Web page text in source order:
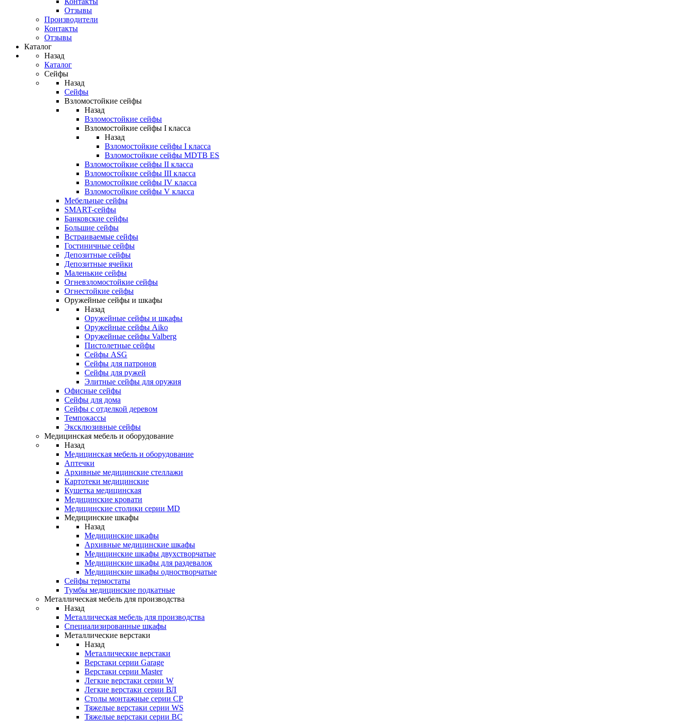
Отзывы
Производители
Контакты
Отзывы
Каталог
Назад
Каталог
Сейфы
Назад
Сейфы
Взломостойкие сейфы
Назад
Взломостойкие сейфы
Взломостойкие сейфы I класса
Назад
Взломостойкие сейфы I класса
Взломостойкие сейфы MDTB ES
Взломостойкие сейфы II класса
Взломостойкие сейфы III класса
Взломостойкие сейфы IV класса
Взломостойкие сейфы V класса
Мебельные сейфы
SMART-сейфы
Банковские сейфы
Большие сейфы
Встраиваемые сейфы
Гостиничные сейфы
Депозитные сейфы
Депозитные ячейки
Маленькие сейфы
Огневзломостойкие сейфы
Огнестойкие сейфы
Оружейные сейфы и шкафы
Назад
Оружейные сейфы и шкафы
Оружейные сейфы Aiko
Оружейные сейфы Valberg
Пистолетные сейфы
Сейфы ASG
Сейфы для патронов
Сейфы для ружей
Элитные сейфы для оружия
Офисные сейфы
Сейфы для дома
Сейфы с отделкой деревом
Темпокассы
Эксклюзивные сейфы
Медицинская мебель и оборудование
Назад
Медицинская мебель и оборудование
Аптечки
Архивные медицинские стеллажи
Картотеки медицинские
Кушетка медицинская
Медицинские кровати
Медицинские столики серии MD
Медицинские шкафы
Назад
Медицинские шкафы
Архивные медицинские шкафы
Медицинские шкафы двухстворчатые
Медицинские шкафы для раздевалок
Медицинские шкафы одностворчатые
Сейфы термостаты
Тумбы медицинские подкатные
Металлическая мебель для производства
Назад
Металлическая мебель для производства
Cпециализированные шкафы
Металлические верстаки
Назад
Металлические верстаки
Верстаки серии Garage
Верстаки серии Master
Легкие верстаки серии W
Легкие верстаки серии ВЛ
Столы монтажные серии СР
Тяжелые верстаки серии WS
Тяжелые верстаки серии ВС